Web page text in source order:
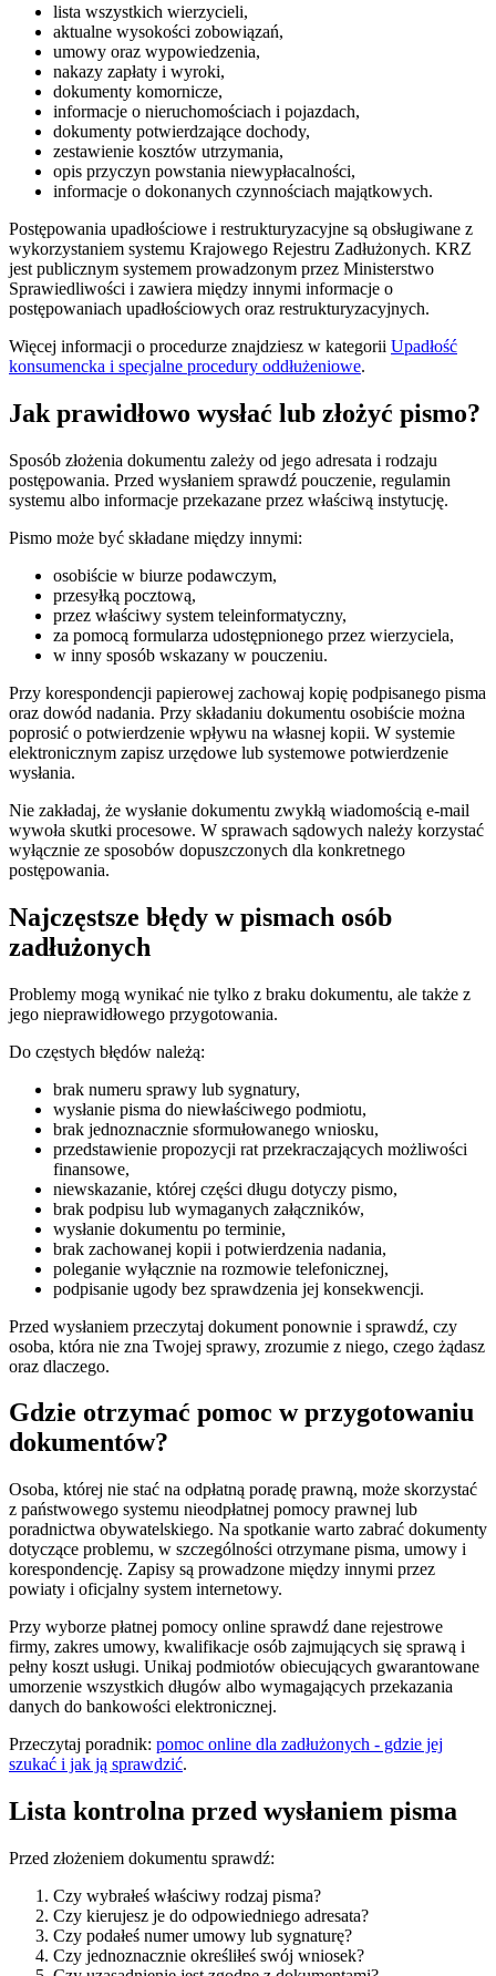
lista wszystkich wierzycieli,
aktualne wysokości zobowiązań,
umowy oraz wypowiedzenia,
nakazy zapłaty i wyroki,
dokumenty komornicze,
informacje o nieruchomościach i pojazdach,
dokumenty potwierdzające dochody,
zestawienie kosztów utrzymania,
opis przyczyn powstania niewypłacalności,
informacje o dokonanych czynnościach majątkowych.
Postępowania upadłościowe i restrukturyzacyjne są obsługiwane z
wykorzystaniem systemu Krajowego Rejestru Zadłużonych. KRZ
jest publicznym systemem prowadzonym przez Ministerstwo
Sprawiedliwości i zawiera między innymi informacje o
postępowaniach upadłościowych oraz restrukturyzacyjnych.
Więcej informacji o procedurze znajdziesz w kategorii Upadłość
konsumencka i specjalne procedury oddłużeniowe.
Jak prawidłowo wysłać lub złożyć pismo?
Sposób złożenia dokumentu zależy od jego adresata i rodzaju
postępowania. Przed wysłaniem sprawdź pouczenie, regulamin
systemu albo informacje przekazane przez właściwą instytucję.
Pismo może być składane między innymi:
osobiście w biurze podawczym,
przesyłką pocztową,
przez właściwy system teleinformatyczny,
za pomocą formularza udostępnionego przez wierzyciela,
w inny sposób wskazany w pouczeniu.
Przy korespondencji papierowej zachowaj kopię podpisanego pisma
oraz dowód nadania. Przy składaniu dokumentu osobiście można
poprosić o potwierdzenie wpływu na własnej kopii. W systemie
elektronicznym zapisz urzędowe lub systemowe potwierdzenie
wysłania.
Nie zakładaj, że wysłanie dokumentu zwykłą wiadomością e-mail
wywoła skutki procesowe. W sprawach sądowych należy korzystać
wyłącznie ze sposobów dopuszczonych dla konkretnego
postępowania.
Najczęstsze błędy w pismach osób
zadłużonych
Problemy mogą wynikać nie tylko z braku dokumentu, ale także z
jego nieprawidłowego przygotowania.
Do częstych błędów należą:
brak numeru sprawy lub sygnatury,
wysłanie pisma do niewłaściwego podmiotu,
brak jednoznacznie sformułowanego wniosku,
przedstawienie propozycji rat przekraczających możliwości
finansowe,
niewskazanie, której części długu dotyczy pismo,
brak podpisu lub wymaganych załączników,
wysłanie dokumentu po terminie,
brak zachowanej kopii i potwierdzenia nadania,
poleganie wyłącznie na rozmowie telefonicznej,
podpisanie ugody bez sprawdzenia jej konsekwencji.
Przed wysłaniem przeczytaj dokument ponownie i sprawdź, czy
osoba, która nie zna Twojej sprawy, zrozumie z niego, czego żądasz
oraz dlaczego.
Gdzie otrzymać pomoc w przygotowaniu
dokumentów?
Osoba, której nie stać na odpłatną poradę prawną, może skorzystać
z państwowego systemu nieodpłatnej pomocy prawnej lub
poradnictwa obywatelskiego. Na spotkanie warto zabrać dokumenty
dotyczące problemu, w szczególności otrzymane pisma, umowy i
korespondencję. Zapisy są prowadzone między innymi przez
powiaty i oficjalny system internetowy.
Przy wyborze płatnej pomocy online sprawdź dane rejestrowe
firmy, zakres umowy, kwalifikacje osób zajmujących się sprawą i
pełny koszt usługi. Unikaj podmiotów obiecujących gwarantowane
umorzenie wszystkich długów albo wymagających przekazania
danych do bankowości elektronicznej.
Przeczytaj poradnik: pomoc online dla zadłużonych - gdzie jej
szukać i jak ją sprawdzić.
Lista kontrolna przed wysłaniem pisma
Przed złożeniem dokumentu sprawdź:
Czy wybrałeś właściwy rodzaj pisma?
Czy kierujesz je do odpowiedniego adresata?
Czy podałeś numer umowy lub sygnaturę?
Czy jednoznacznie określiłeś swój wniosek?